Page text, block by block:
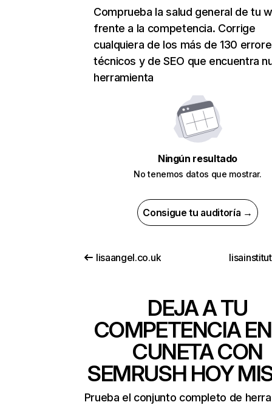
Comprueba la salud general de tu
frente a la competencia. Corrige
cualquiera de los más de 130
técnicos y de SEO que encuentra
herramienta
Ningún resultado
No tenemos datos que mostrar.
Consigue tu auditoría →
lisaangel.co.uk
DEJA A TU
COMPETENCIA
CUNETA CON
SEMRUSH HOY
Prueba el conjunto completo de